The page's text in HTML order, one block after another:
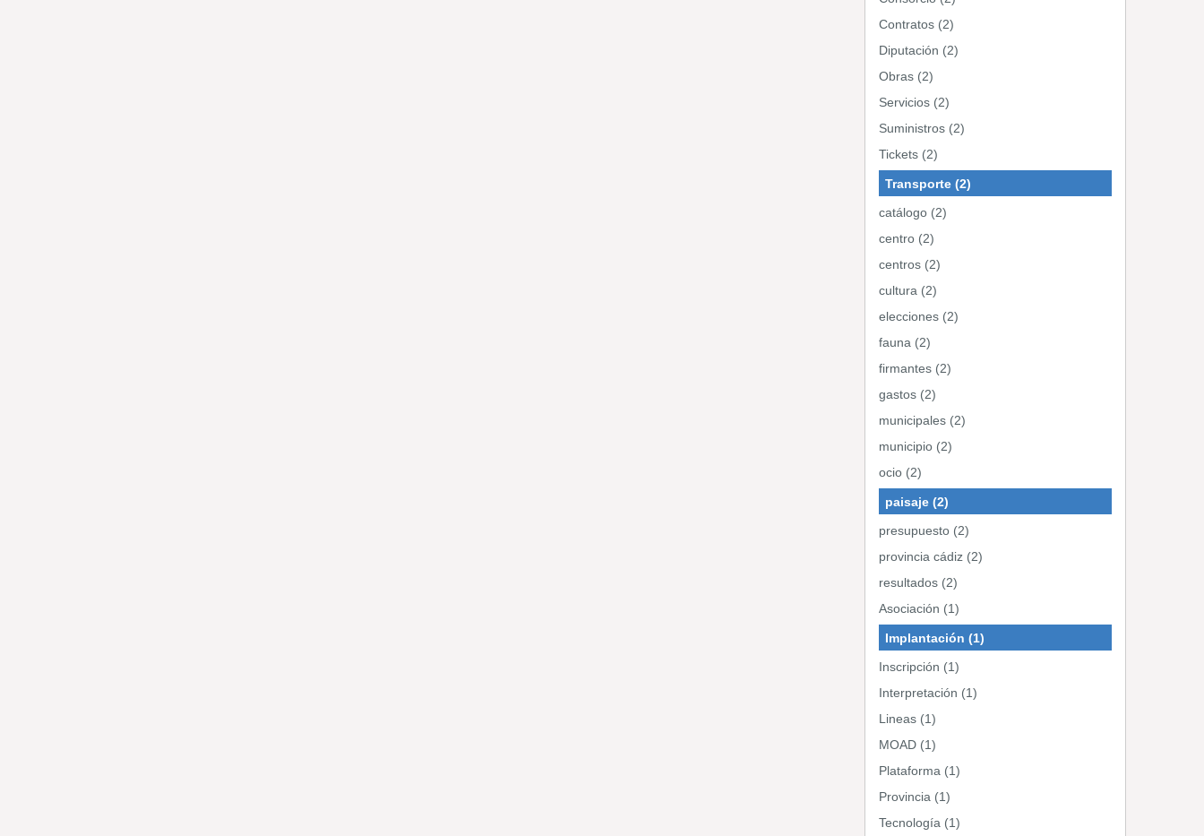
Contratos (2)
Diputación (2)
Obras (2)
Servicios (2)
Suministros (2)
Tickets (2)
Transporte (2)
catálogo (2)
centro (2)
centros (2)
cultura (2)
elecciones (2)
fauna (2)
firmantes (2)
gastos (2)
municipales (2)
municipio (2)
ocio (2)
paisaje (2)
presupuesto (2)
provincia cádiz (2)
resultados (2)
Asociación (1)
Implantación (1)
Inscripción (1)
Interpretación (1)
Lineas (1)
MOAD (1)
Plataforma (1)
Provincia (1)
Tecnología (1)